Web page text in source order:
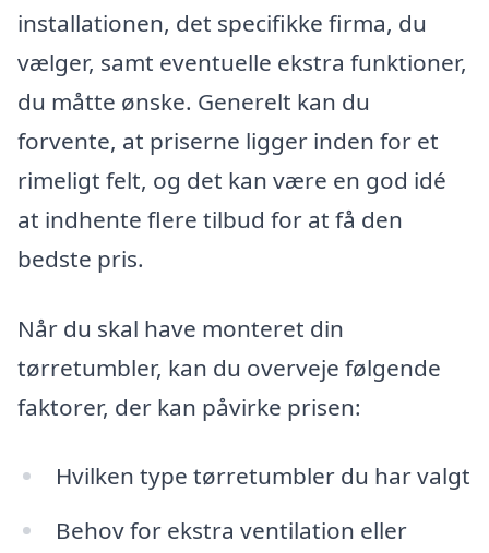
installationen, det specifikke firma, du
vælger, samt eventuelle ekstra funktioner,
du måtte ønske. Generelt kan du
forvente, at priserne ligger inden for et
rimeligt felt, og det kan være en god idé
at indhente flere tilbud for at få den
bedste pris.
Når du skal have monteret din
tørretumbler, kan du overveje følgende
faktorer, der kan påvirke prisen:
Hvilken type tørretumbler du har valgt
Behov for ekstra ventilation eller